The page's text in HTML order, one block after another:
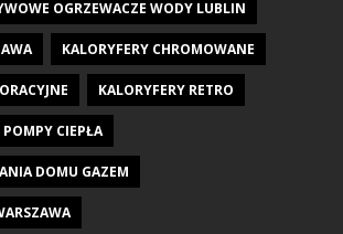
OGRZEWACZE WODY LUBLIN
KALORYFERY CHROMOWANE
KALORYFERY RETRO
CIEPŁA
DOMU GAZEM